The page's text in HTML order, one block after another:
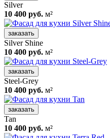
Silver
10 400 руб. м²
заказать
Silver Shine
10 400 руб. м²
заказать
Steel-Grey
10 400 руб. м²
заказать
Tan
10 400 руб. м²